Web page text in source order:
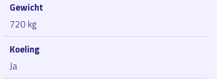
Gewicht
720 kg
Koeling
Ja